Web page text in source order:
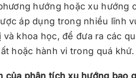
hướng hoặc xu hướng
áp dụng trong nhiều lĩnh
khoa học, để đưa ra các
hoặc hành vi trong quá khứ.
của phân tích xu hướng bao